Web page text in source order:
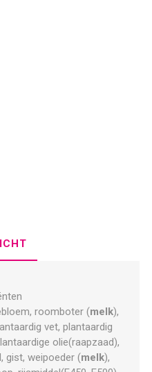
bloem, roomboter (melk),
vet, plantaardig
olie(raapzaad),
gist, weipoeder (melk),